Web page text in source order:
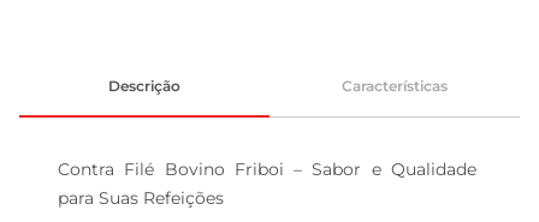
Descrição Características
Contra Filé Bovino Friboi – Sabor e Qualidade
para Suas Refeições